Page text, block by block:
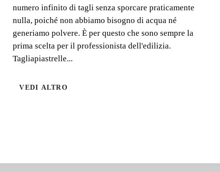
numero infinito di tagli senza sporcare praticamente
nulla, poiché non abbiamo bisogno di acqua né
generiamo polvere. È per questo che sono sempre la
prima scelta per il professionista dell'edilizia.
Tagliapiastrelle...
VEDI ALTRO